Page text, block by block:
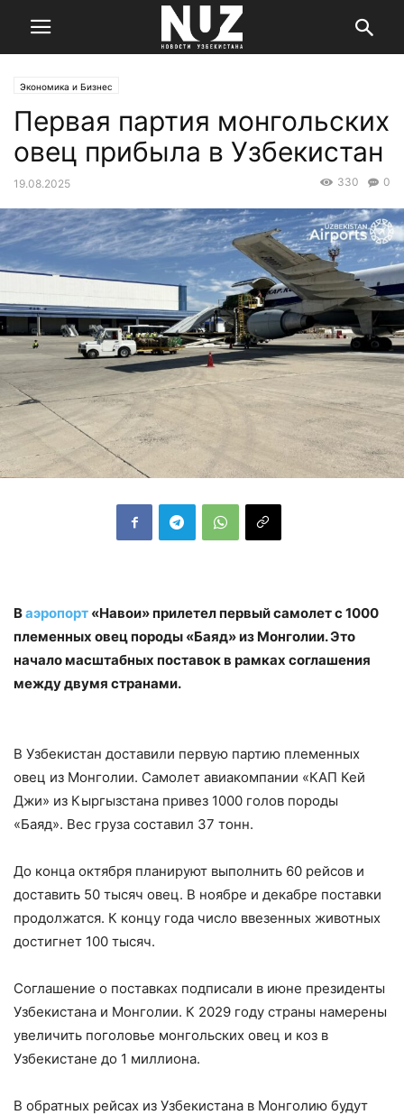
Экономика и Бизнес
Первая партия монгольских
овец прибыла в Узбекистан
19.08.2025 0
330
Ваэропорт «Навои» прилетел первый самолет с 1000
племенных овец породы «Баяд» из Монголии. Это
начало масштабных поставок в рамках соглашения
между двумя странами.
В Узбекистан доставили первую партию племенных
овец из Монголии. Самолет авиакомпании «КАП Кей
Джи» из Кыргызстана привез 1000 голов породы
«Баяд». Вес груза составил 37 тонн.
До конца октября планируют выполнить 60 рейсов и
доставить 50 тысяч овец. В ноябре и декабре поставки
продолжатся. К концу года число ввезенных животных
достигнет 100 тысяч.
Соглашение о поставках подписали в июне президенты
Узбекистана и Монголии. К 2029 году страны намерены
увеличить поголовье монгольских овец и коз в
Узбекистане до 1 миллиона.
В обратных рейсах из Узбекистана в Монголию будут